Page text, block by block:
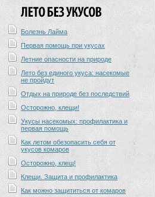
Болезнь Лайма
Первая помощь при укусах
Летние опасности на природе
Лето без единого укуса: насекомые
не пройдут
Отдых на природе без последствий
Осторожно, клещи!
Укусы насекомых: профилактика и
первая помощь
Как летом обезопасить себя от
укусов комаров
Осторожно, клещ!
Клещи. Защита и профилактика
Как можно защититься от комаров